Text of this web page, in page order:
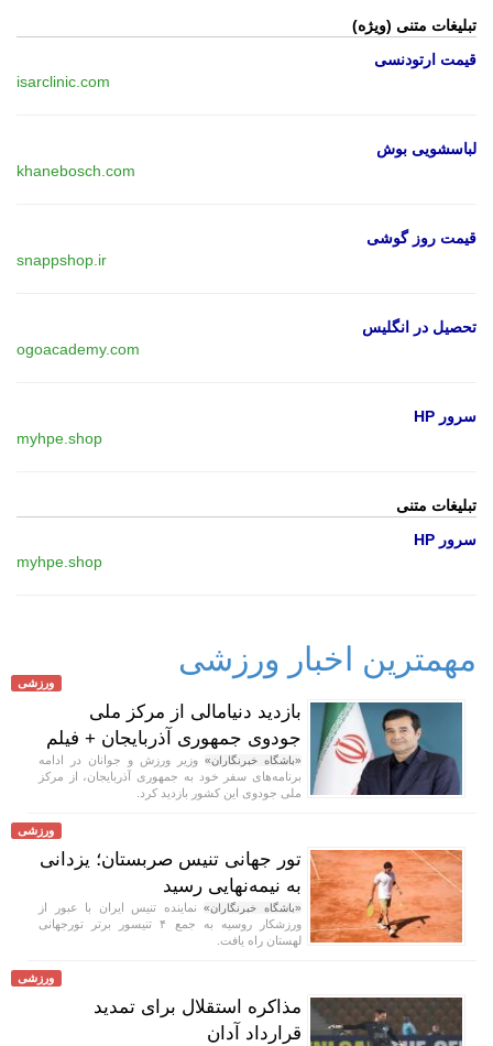
تبلیغات متنی (ویژه)
قیمت ارتودنسی
isarclinic.com
لباسشویی بوش
khanebosch.com
قیمت روز گوشی
snappshop.ir
تحصیل در انگلیس
ogoacademy.com
سرور HP
myhpe.shop
تبلیغات متنی
سرور HP
myhpe.shop
مهمترین اخبار ورزشی
ورزشی
بازدید دنیامالی از مرکز ملی
جودوی جمهوری آذربایجان + فیلم
«باشگاه خبرنگاران» وزیر ورزش و جوانان در ادامه
برنامه‌های سفر خود به جمهوری آذربایجان، از مرکز
ملی جودوی این کشور بازدید کرد.
ورزشی
تور جهانی تنیس صربستان؛ یزدانی
به نیمه‌نهایی رسید
«باشگاه خبرنگاران»نماینده تنیس ایران با عبور از
ورزشکار روسیه به جمع ۴ تنیسور برتر تورجهانی
لهستان راه یافت.
ورزشی
مذاکره استقلال برای تمدید
قرارداد آدان